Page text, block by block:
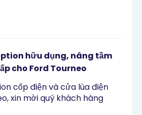
hữu dụng, nâng tầm
cho Ford Tourneo
cốp điện và cửa lùa điện
xin mời quý khách hàng